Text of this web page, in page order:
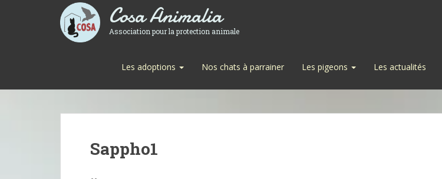
Cosa Animalia
Association pour la protection animale
Les adoptions Nos chats à parrainer Les pigeons Les actualités
Sappho1